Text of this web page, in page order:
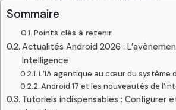
Sommaire
Points clés à retenir
Actualités Android 2026 :
Intelligence
L’IA agentique au cœur du système
Android 17 et les nouveautés de
Tutoriels indispensables : Configurer